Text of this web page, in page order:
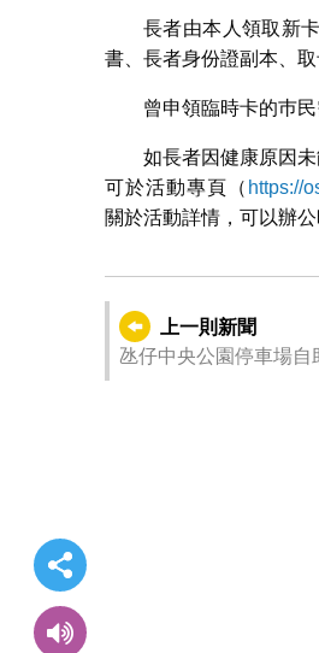
長者由本人領取新
書、長者身份證副本、
曾申領臨時卡的巿
如長者因健康原因
可於活動專頁（ https://
關於活動詳情，可以辦
上一則新聞
氹仔中央公園停車場自